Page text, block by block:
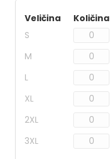
Veličina Količina
S
M
L
XL
2XL
3XL